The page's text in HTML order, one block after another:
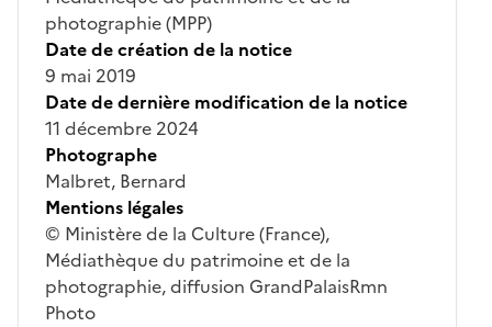
photographie (MPP)
Date de création de la notice
9 mai 2019
Date de dernière modification de la notice
11 décembre 2024
Photographe
Malbret, Bernard
Mentions légales
© Ministère de la Culture (France),
Médiathèque du patrimoine et de la
photographie, diffusion GrandPalaisRmn
Photo